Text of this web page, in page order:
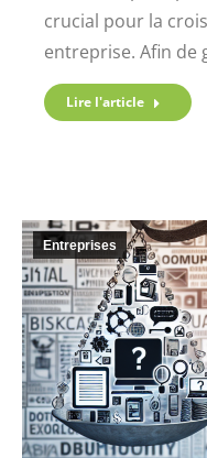
crucial pour la
entreprise. Afin de
Lire l'article
Entreprises